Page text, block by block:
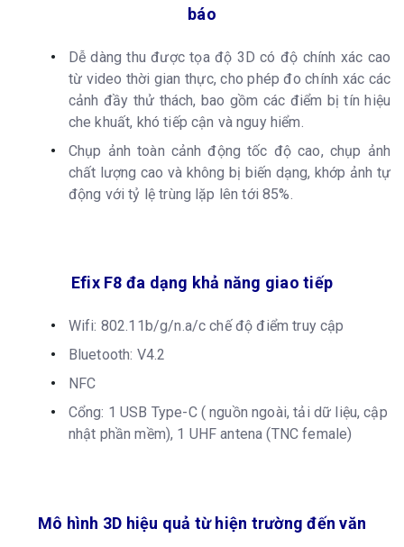
báo
Dễ dàng thu được tọa độ 3D có độ chính xác cao
từ video thời gian thực, cho phép đo chính xác các
cảnh đầy thử thách, bao gồm các điểm bị tín hiệu
che khuất, khó tiếp cận và nguy hiểm.
Chụp ảnh toàn cảnh động tốc độ cao, chụp ảnh
chất lượng cao và không bị biến dạng, khớp ảnh tự
động với tỷ lệ trùng lặp lên tới 85%.
Efix F8 đa dạng khả năng giao tiếp
Wifi: 802.11b/g/n.a/c chế độ điểm truy cập
Bluetooth: V4.2
NFC
Cổng: 1 USB Type-C ( nguồn ngoài, tải dữ liệu, cập
nhật phần mềm), 1 UHF antena (TNC female)
Mô hình 3D hiệu quả từ hiện trường đến văn